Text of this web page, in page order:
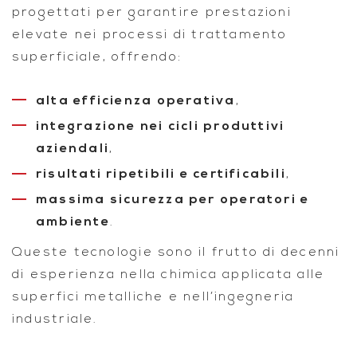
progettati per garantire prestazioni
elevate nei processi di trattamento
superficiale, offrendo:
alta efficienza operativa ,
integrazione nei cicli produttivi
aziendali,
risultati ripetibili e certificabili,
massima sicurezza per operatori e
ambiente.
Queste tecnologie sono il frutto di decenni
di esperienza nella chimica applicata alle
superfici metalliche e nell’ingegneria
industriale.